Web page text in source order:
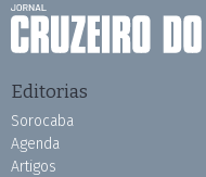
Editorias
Sorocaba
Agenda
Artigos